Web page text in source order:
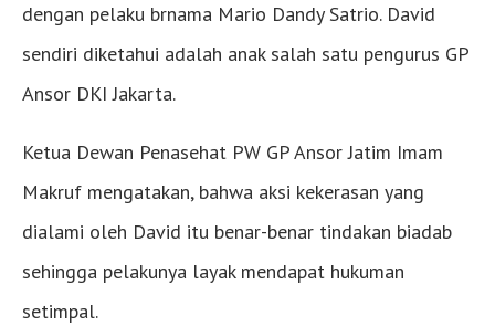
dengan pelaku brnama Mario Dandy Satrio. David
sendiri diketahui adalah anak salah satu pengurus GP
Ansor DKI Jakarta.
Ketua Dewan Penasehat PW GP Ansor Jatim Imam
Makruf mengatakan, bahwa aksi kekerasan yang
dialami oleh David itu benar-benar tindakan biadab
sehingga pelakunya layak mendapat hukuman
setimpal.